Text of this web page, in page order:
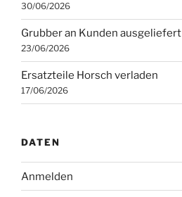
30/06/2026
Grubber an Kunden ausgeliefert
23/06/2026
Ersatzteile Horsch verladen
17/06/2026
DATEN
Anmelden